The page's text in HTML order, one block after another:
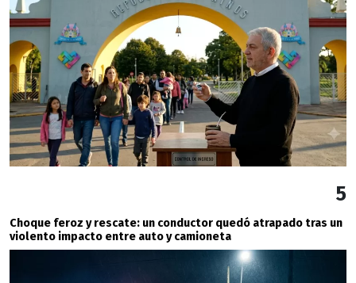
5
Choque feroz y rescate: un conductor quedó atrapado tras un
violento impacto entre auto y camioneta